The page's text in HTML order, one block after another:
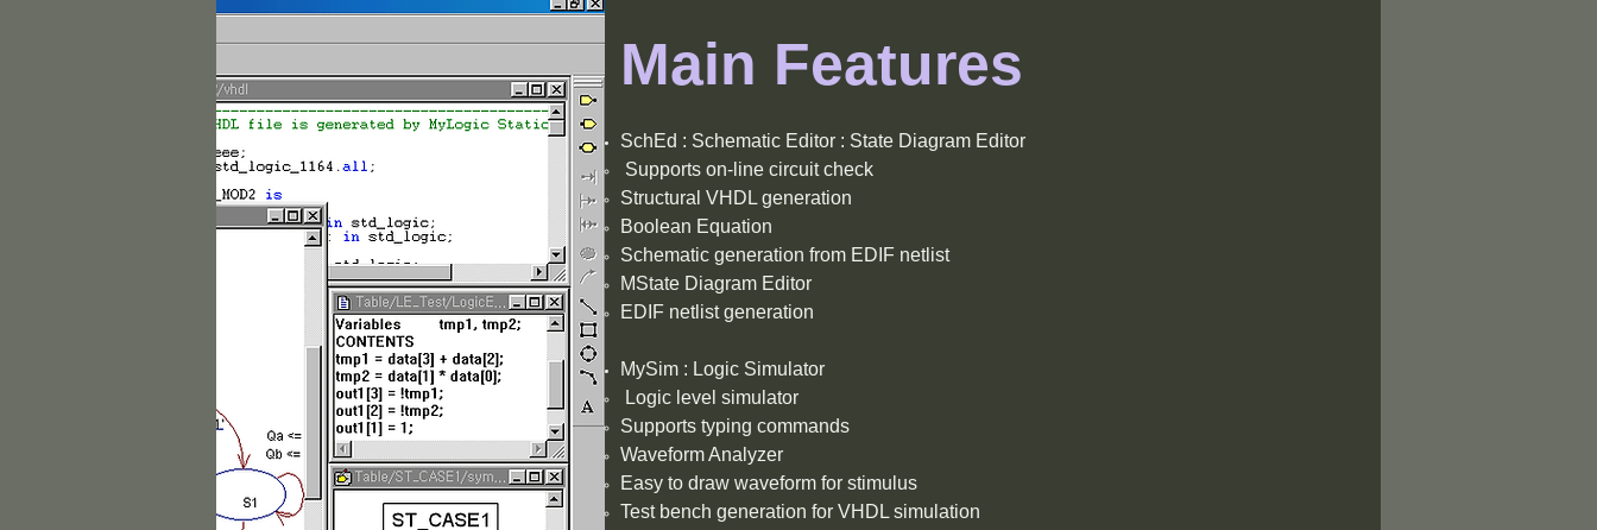
Main Features
SchEd : Schematic Editor : State Diagram Editor
Supports on-line circuit check
Structural VHDL generation
Boolean Equation
Schematic generation from EDIF netlist
MState Diagram Editor
EDIF netlist generation
MySim : Logic Simulator
Logic level simulator
Supports typing commands
Waveform Analyzer
Easy to draw waveform for stimulus
Test bench generation for VHDL simulation